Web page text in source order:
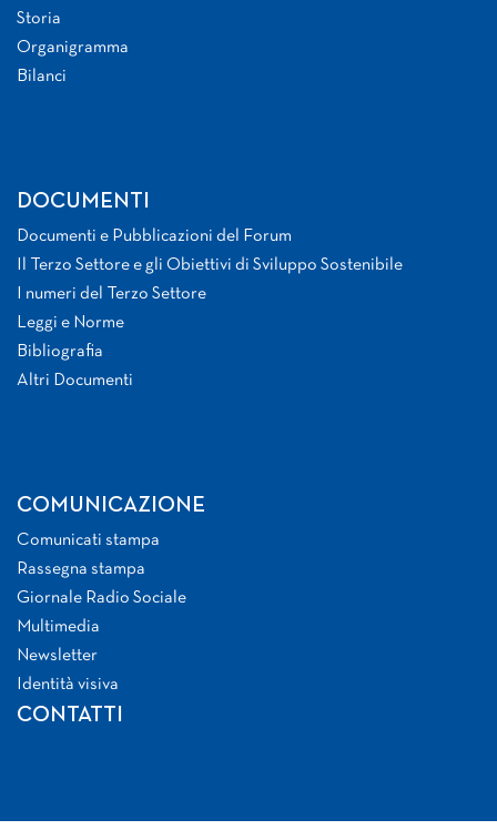
Storia
Organigramma
Bilanci
DOCUMENTI
Documenti e Pubblicazioni del Forum
Il Terzo Settore e gli Obiettivi di Sviluppo Sostenibile
I numeri del Terzo Settore
Leggi e Norme
Bibliografia
Altri Documenti
COMUNICAZIONE
Comunicati stampa
Rassegna stampa
Giornale Radio Sociale
Multimedia
Newsletter
Identità visiva
CONTATTI